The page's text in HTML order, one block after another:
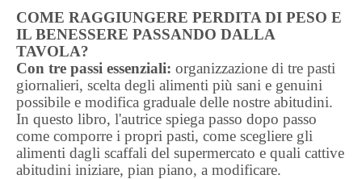
COME RAGGIUNGERE PERDITA DI PESO E
IL BENESSERE PASSANDO DALLA
TAVOLA?
Con tre passi essenziali: organizzazione di tre pasti
giornalieri, scelta degli alimenti più sani e genuini
possibile e modifica graduale delle nostre abitudini.
In questo libro, l'autrice spiega passo dopo passo
come comporre i propri pasti, come scegliere gli
alimenti dagli scaffali del supermercato e quali cattive
abitudini iniziare, pian piano, a modificare.